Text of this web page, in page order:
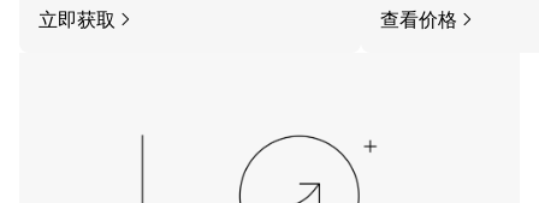
立即获取 查看价格